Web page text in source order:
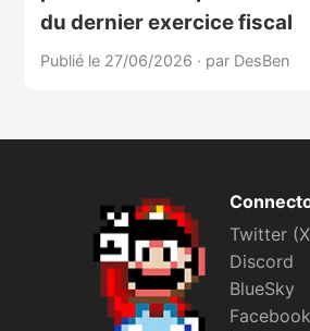
du dernier exercice fiscal
Publié le 27/06/2026 · par DesBen
Twitter
Discord
BlueSky
Facebook